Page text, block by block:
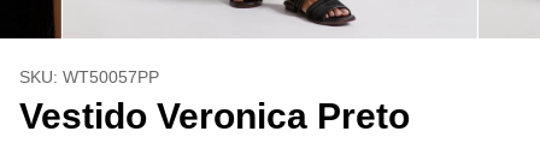
SKU: WT50057PP
Vestido Veronica Preto